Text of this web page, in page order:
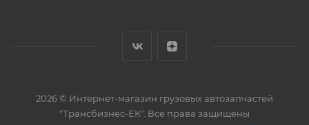
2026 © Интернет-магазин грузовых автозапчастей
"Трансбизнес-ЕК" . Все права защищены